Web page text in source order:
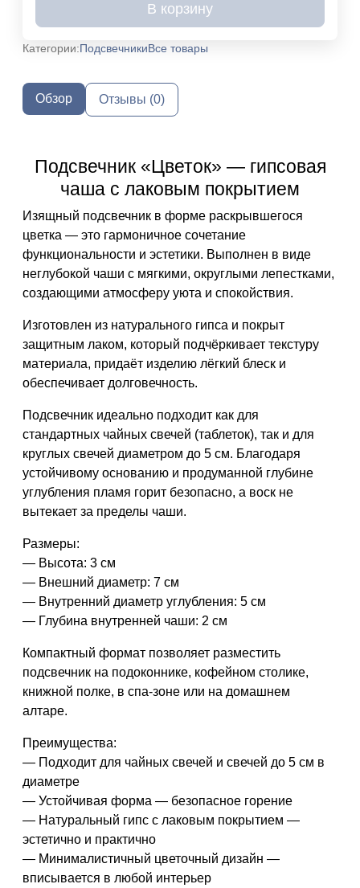
В корзину
Категории:ПодсвечникиВсе товары
Обзор Отзывы (0)
Подсвечник «Цветок» — гипсовая
чаша с лаковым покрытием
Изящный подсвечник в форме раскрывшегося
цветка — это гармоничное сочетание
функциональности и эстетики. Выполнен в виде
неглубокой чаши с мягкими, округлыми лепестками,
создающими атмосферу уюта и спокойствия.
Изготовлен из натурального гипса и покрыт
защитным лаком, который подчёркивает текстуру
материала, придаёт изделию лёгкий блеск и
обеспечивает долговечность.
Подсвечник идеально подходит как для
стандартных чайных свечей (таблеток), так и для
круглых свечей диаметром до 5 см. Благодаря
устойчивому основанию и продуманной глубине
углубления пламя горит безопасно, а воск не
вытекает за пределы чаши.
Размеры:
— Высота: 3 см
— Внешний диаметр: 7 см
— Внутренний диаметр углубления: 5 см
— Глубина внутренней чаши: 2 см
Компактный формат позволяет разместить
подсвечник на подоконнике, кофейном столике,
книжной полке, в спа-зоне или на домашнем
алтаре.
Преимущества:
— Подходит для чайных свечей и свечей до 5 см в
диаметре
— Устойчивая форма — безопасное горение
— Натуральный гипс с лаковым покрытием —
эстетично и практично
— Минималистичный цветочный дизайн —
вписывается в любой интерьер